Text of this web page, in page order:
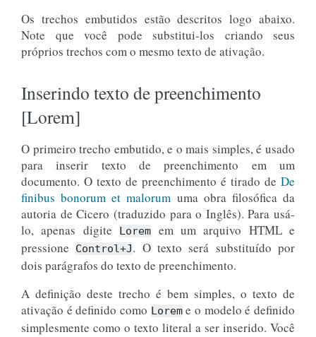
Os trechos embutidos estão descritos logo abaixo.
Note que você pode substitui-los criando seus
próprios trechos com o mesmo texto de ativação.
Inserindo texto de preenchimento
[Lorem]
O primeiro trecho embutido, e o mais simples, é usado
para inserir texto de preenchimento em um
documento. O texto de preenchimento é tirado de De
finibus bonorum et malorum uma obra filosófica da
autoria de Cicero (traduzido para o Inglês). Para usá-
lo, apenas digite
Lorem
em um arquivo HTML e
pressione
Control+J. O texto será substituído por
dois parágrafos do texto de preenchimento.
A definição deste trecho é bem simples, o texto de
ativação é definido como Loreme o modelo é definido
simplesmente como o texto literal a ser inserido. Você